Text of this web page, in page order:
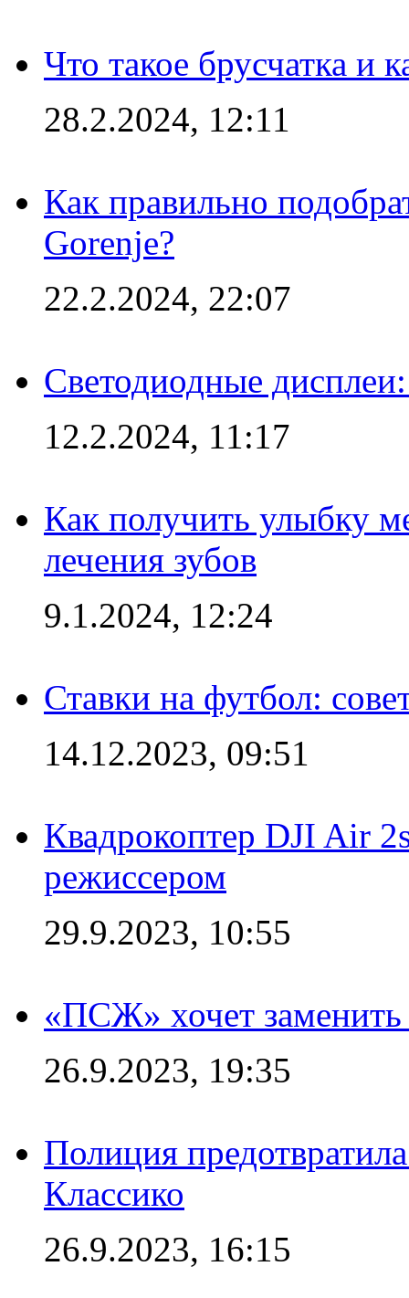
Что такое брусчатка и
28.2.2024, 12:11
Как правильно
Gorenje?
22.2.2024, 22:07
Светодиодные
12.2.2024, 11:17
Как получить улыбку
лечения зубов
9.1.2024, 12:24
Ставки на футбол:
14.12.2023, 09:51
Квадрокоптер DJI Air
режиссером
29.9.2023, 10:55
«ПСЖ» хочет
26.9.2023, 19:35
Полиция
Классико
26.9.2023, 16:15